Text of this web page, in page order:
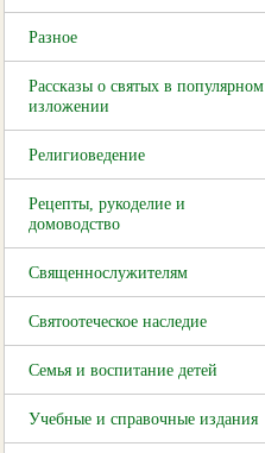
Разное
Рассказы о святых в популярном
изложении
Религиоведение
Рецепты, рукоделие и
домоводство
Священнослужителям
Святоотеческое наследие
Семья и воспитание детей
Учебные и справочные издания